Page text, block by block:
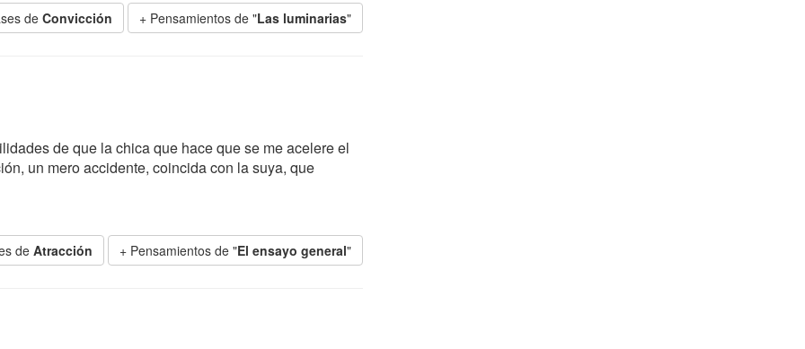
de Convicción + Pensamientos de "Las luminarias"
de que la chica que hace que se me acelere el
un mero accidente, coincida con la suya, que
de Atracción + Pensamientos de "El ensayo general"